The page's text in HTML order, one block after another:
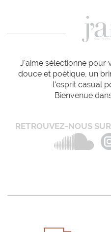
J'aime sélectionne pour
douce et poétique, un
l'esprit casual
Bienvenue
RETROUVEZ-NOUS